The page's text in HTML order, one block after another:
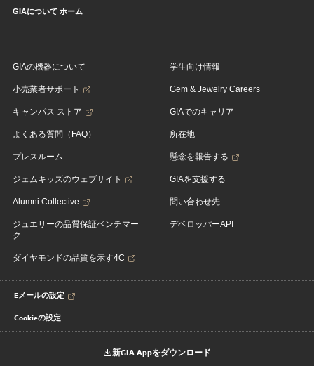
GIAについて ホーム
GIAの機器について
小売業者サポート
キャンパス ストア
よくある質問（FAQ）
プレスルーム
ジェムキッズのウェブサイト
Alumni Collective
ジュエリーの品質保証ベンチマー
ク
ダイヤモンドの品質を示す4C
学生向け情報
Gem & Jewelry Careers
GIAでのキャリア
所在地
懸念を報告する
GIAを支援する
問い合わせ先
デベロッパーAPI
Eメールの設定
Cookieの設定
新GIA Appをダウンロード